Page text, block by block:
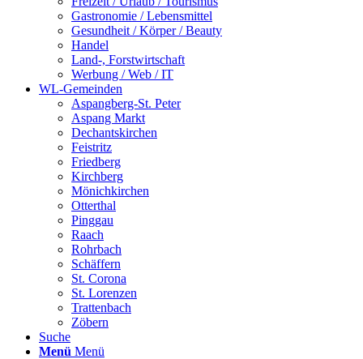
Gastronomie / Lebensmittel
Gesundheit / Körper / Beauty
Handel
Land-, Forstwirtschaft
Werbung / Web / IT
WL-Gemeinden
Aspangberg-St. Peter
Aspang Markt
Dechantskirchen
Feistritz
Friedberg
Kirchberg
Mönichkirchen
Otterthal
Pinggau
Raach
Rohrbach
Schäffern
St. Corona
St. Lorenzen
Trattenbach
Zöbern
Suche
Menü Menü